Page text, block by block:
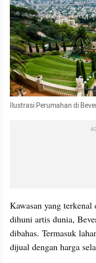
Ilustrasi Perumahan di
Kawasan yang
dihuni artis dunia,
dibahas. Termasuk
dijual dengan harga